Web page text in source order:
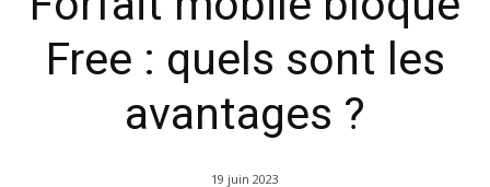
Free : quels sont les
avantages ?
19 juin 2023